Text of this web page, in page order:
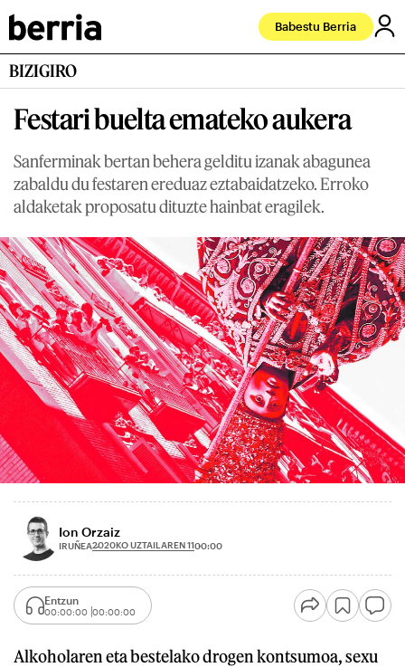
Babestu Berria
BIZIGIRO
Festari buelta emateko aukera
Sanferminak bertan behera gelditu izanak abagunea
zabaldu du festaren ereduaz eztabaidatzeko. Erroko
aldaketak proposatu dituzte hainbat eragilek.
Ion Orzaiz
IRUÑEA2020KO UZTAILAREN 1100:00
Entzun
00:00:00 00:00:00
Alkoholaren eta bestelako drogen kontsumoa, sexu